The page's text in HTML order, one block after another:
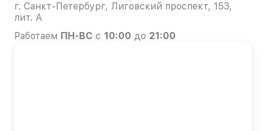
г. Санкт-Петербург, Лиговский проспект, 153,
лит. А
Работаем ПН-ВС с 10:00 до 21:00